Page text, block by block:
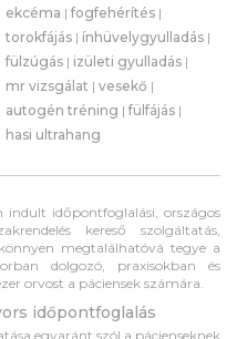
ekcéma |fogfehérítés |
torokfájás | ínhüvelygyulladás |
fülzúgás | izületi gyulladás |
mr vizsgálat | vesekő |
autogén tréning |fülfájás |
hasi ultrahang
indult időpontfoglalási, országos
kereső szolgáltatás,
megtalálhatóvá tegye a
dolgozó, praxisokban és
orvost a páciensek számára.
időpontfoglalás
egyaránt szól a pácienseknek